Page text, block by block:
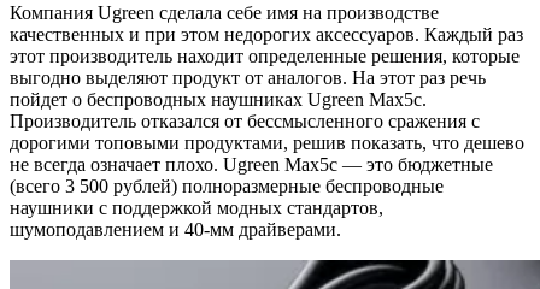
Компания Ugreen сделала себе имя на производстве
качественных и при этом недорогих аксессуаров. Каждый раз
этот производитель находит определенные решения, которые
выгодно выделяют продукт от аналогов. На этот раз речь
пойдет о беспроводных наушниках Ugreen Max5c.
Производитель отказался от бессмысленного сражения с
дорогими топовыми продуктами, решив показать, что дешево
не всегда означает плохо. Ugreen Max5c — это бюджетные
(всего 3 500 рублей) полноразмерные беспроводные
наушники с поддержкой модных стандартов,
шумоподавлением и 40-мм драйверами.